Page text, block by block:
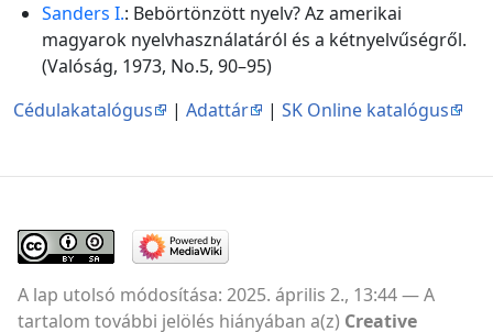
Sanders I.: Bebörtönzött nyelv? Az amerikai
magyarok nyelvhasználatáról és a kétnyelvűségről.
(Valóság, 1973, No.5, 90–95)
Cédulakatalógus
| Adattár | SK Online katalógus
A lap utolsó módosítása: 2025. április 2., 13:44
A
tartalom további jelölés hiányában a(z) Creative